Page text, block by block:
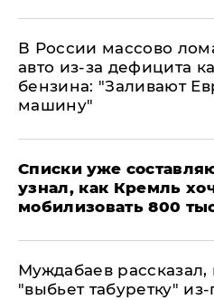
В России массово
авто из-за дефицита
бензина: "Заливают
машину"
Списки уже
узнал, как Кремль
мобилизовать 800
Муждабаев рассказал,
"выбьет табуретку"